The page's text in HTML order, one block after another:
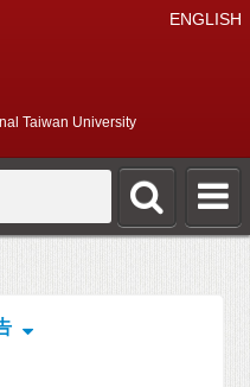
ENGLISH
Taiwan University